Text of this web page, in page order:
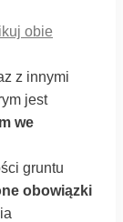
obie
z innymi
jest
we
gruntu
obowiązki